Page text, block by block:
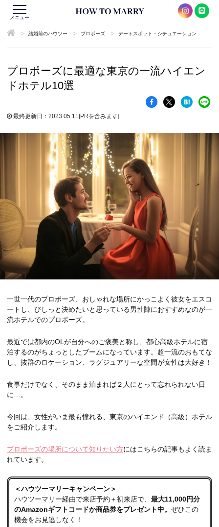
メニュー
> 結婚前のハウツー > プロポーズ > デートスポット・シチュエーション
プロポーズに最適な東京の一流ハイエン
ドホテル10選
最終更新日：2023.05.11 [PRを含みます]
一世一代のプロポーズ、おしゃれな場所にかっこよく彼女をエスコ
ートし、びしっと決めたいと思っている男性陣におすすめなのが一
流ホテルでのプロポーズ。
最近では都内のOLが自分へのご褒美と称し、都心高級ホテルに宿
泊するのがちょっとしたブームになっています。超一流のおもてな
し、抜群のロケーション、ラグジュアリーな空間が女性は大好き！
食事だけでなく、そのまま泊まれば２人にとって忘れられない日
に…。
今回は、女性がいま最も憧れる、東京のハイエンド（高級）ホテル
をご紹介します。
プロポーズの場所について知りたい方にはこちらの記事もよく読ま
れています。
＜ハウツーマリーキャンペーン＞
ハウツーマリー経由で来店予約＋初来店で、 最大11,000円分
のAmazonギフトコードか商品券をプレゼント中。 ぜひこの
機会をお見逃しなく！